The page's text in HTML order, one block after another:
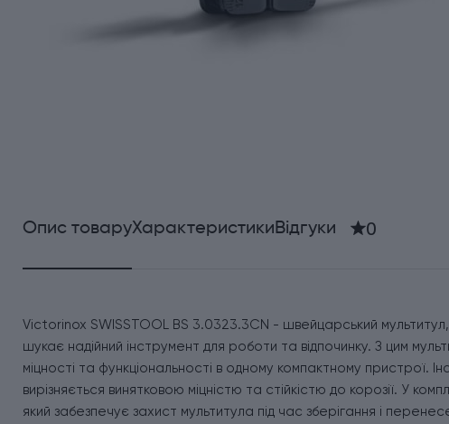
Опис товаруХарактеристикиВідгуки 0
Victorinox SWISSTOOL BS 3.0323.3CN - швейцарський мультитул,
шукає надійний інструмент для роботи та відпочинку. З цим
міцності та функціональності в одному компактному пристрої.
вирізняється винятковою міцністю та стійкістю до корозії. У
який забезпечує захист мультитула під час зберігання і